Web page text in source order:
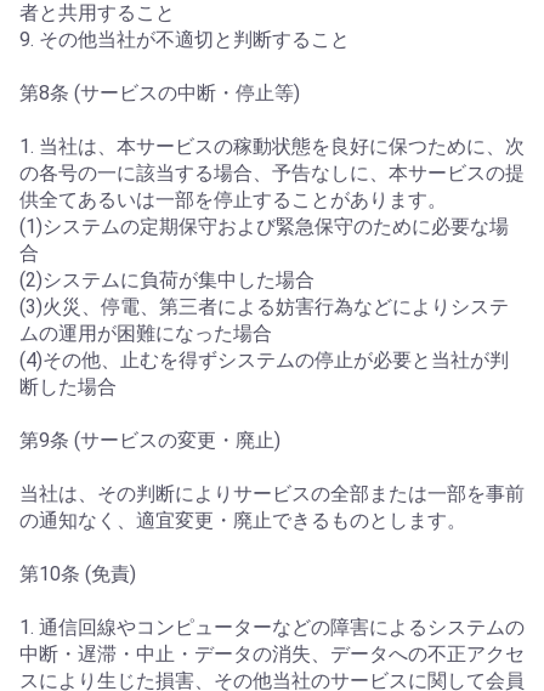
者と共用すること
9. その他当社が不適切と判断すること
第8条 (サービスの中断・停止等)
1. 当社は、本サービスの稼動状態を良好に保つために、次
の各号の一に該当する場合、予告なしに、本サービスの提
供全てあるいは一部を停止することがあります。
(1)システムの定期保守および緊急保守のために必要な場
合
(2)システムに負荷が集中した場合
(3)火災、停電、第三者による妨害行為などによりシステ
ムの運用が困難になった場合
(4)その他、止むを得ずシステムの停止が必要と当社が判
断した場合
第9条 (サービスの変更・廃止)
当社は、その判断によりサービスの全部または一部を事前
の通知なく、適宜変更・廃止できるものとします。
第10条 (免責)
1. 通信回線やコンピューターなどの障害によるシステムの
中断・遅滞・中止・データの消失、データへの不正アクセ
スにより生じた損害、その他当社のサービスに関して会員